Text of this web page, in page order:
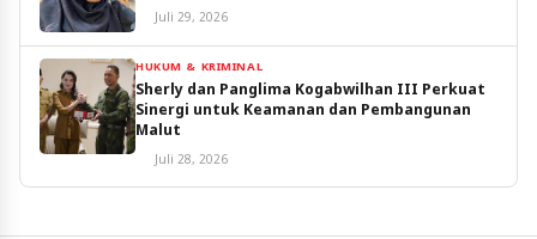
Juli 29, 2026
HUKUM & KRIMINAL
Sherly dan Panglima Kogabwilhan III Perkuat
Sinergi untuk Keamanan dan Pembangunan
Malut
Juli 28, 2026